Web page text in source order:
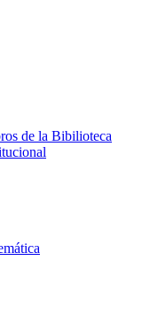
de la Bibilioteca